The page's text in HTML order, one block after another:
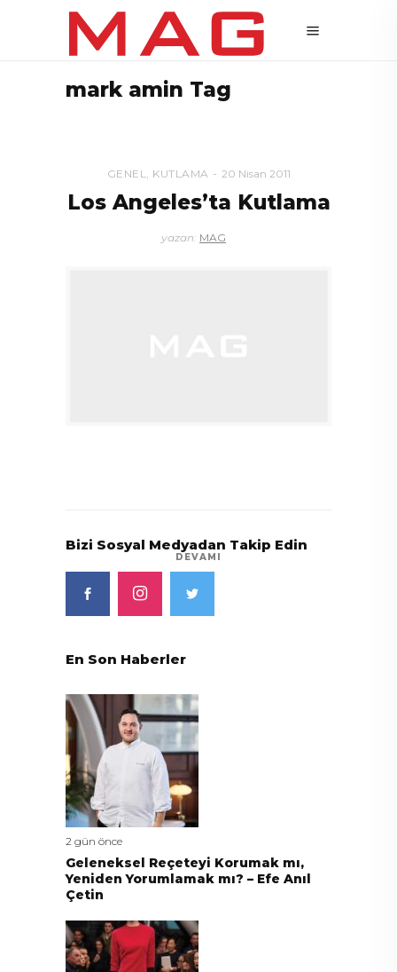
mark amin Tag
GENEL, KUTLAMA 20 Nisan 2011
Los Angeles’ta Kutlama
yazan: MAG
DEVAMI
Bizi Sosyal Medyadan Takip Edin
En Son Haberler
2 gün önce
Geleneksel Reçeteyi Korumak mı,
Yeniden Yorumlamak mı? – Efe Anıl
Çetin